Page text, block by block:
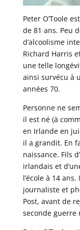
Peter O’Toole
de 81 ans. Peu
d’alcoolisme
Richard Harris
une telle
ainsi survécu à
années 70.
Personne ne
il est né (à
en Irlande en
il a grandit. En
naissance. Fils
irlandais et
l’école à 14
journaliste et
Post, avant de
seconde guerre